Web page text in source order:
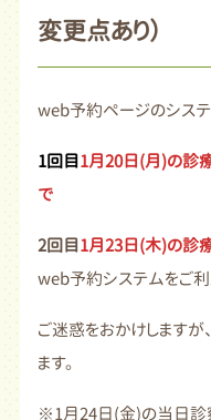
変更点あり）
web予約ページのシステ
1回目1月20日(月)の診
で
2回目1月23日(木)の診
web予約システムをご利
ご迷惑をおかけしますが
ます。
※1月24日(金)の当日